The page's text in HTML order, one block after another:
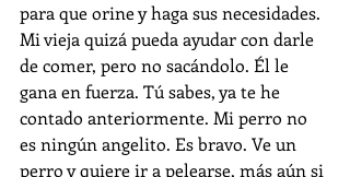
para que orine y haga sus necesidades.
Mi vieja quizá pueda ayudar con darle
de comer, pero no sacándolo. Él le
gana en fuerza. Tú sabes, ya te he
contado anteriormente. Mi perro no
es ningún angelito. Es bravo. Ve un
perro y quiere ir a pelearse, más aún si